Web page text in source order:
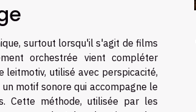
surtout lorsqu'il s'agit de films
orchestrée vient compléter
leitmotiv, utilisé avec perspicacité,
motif sonore qui accompagne le
Cette méthode, utilisée par les